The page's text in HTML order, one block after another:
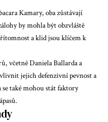
Kamary, oba zůstávají
by mohla být obzvláště
a klid jsou klíčem k
včetně Daniela Ballarda a
jejich defenzivní pevnost a
také mohou stát faktory